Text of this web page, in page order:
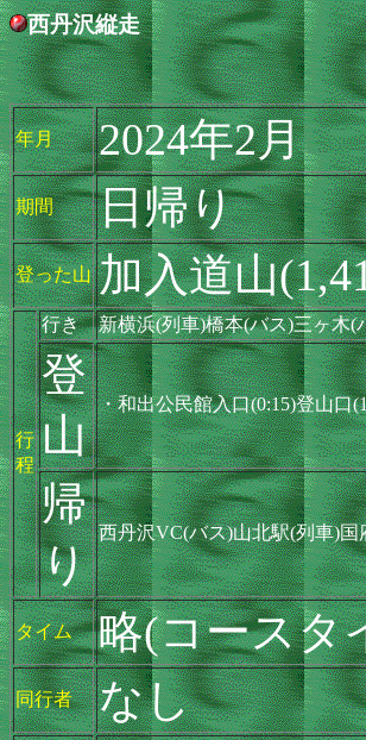
西丹沢縦走
年月 2024年2月
期間 日帰り
登った山 加入道山
行
程
行き 新横浜(列車)橋本(バス)三ヶ木
登
山
・和出公民館入口(0:15)登山口
帰
り
西丹沢VC(バス)山北駅(列車)国
タイム 略(コースタ
同行者 なし